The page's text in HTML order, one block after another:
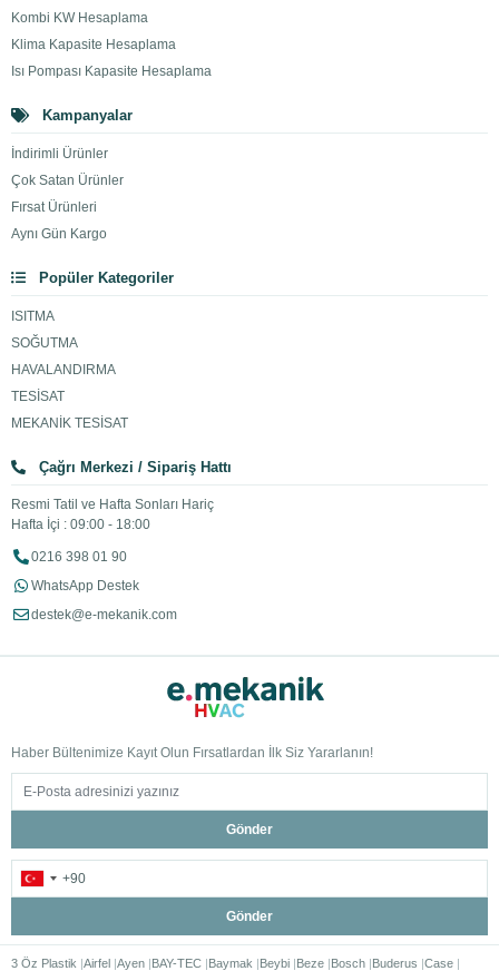
Kombi KW Hesaplama
Klima Kapasite Hesaplama
Isı Pompası Kapasite Hesaplama
Kampanyalar
İndirimli Ürünler
Çok Satan Ürünler
Fırsat Ürünleri
Aynı Gün Kargo
Popüler Kategoriler
ISITMA
SOĞUTMA
HAVALANDIRMA
TESİSAT
MEKANİK TESİSAT
Çağrı Merkezi / Sipariş Hattı
Resmi Tatil ve Hafta Sonları Hariç
Hafta İçi : 09:00 - 18:00
0216 398 01 90
WhatsApp Destek
destek@e-mekanik.com
Haber Bültenimize Kayıt Olun Fırsatlardan İlk Siz Yararlanın!
Gönder
Gönder
3 Öz Plastik Airfel Ayen BAY-TEC Baymak Beybi Beze Bosch Buderus Case